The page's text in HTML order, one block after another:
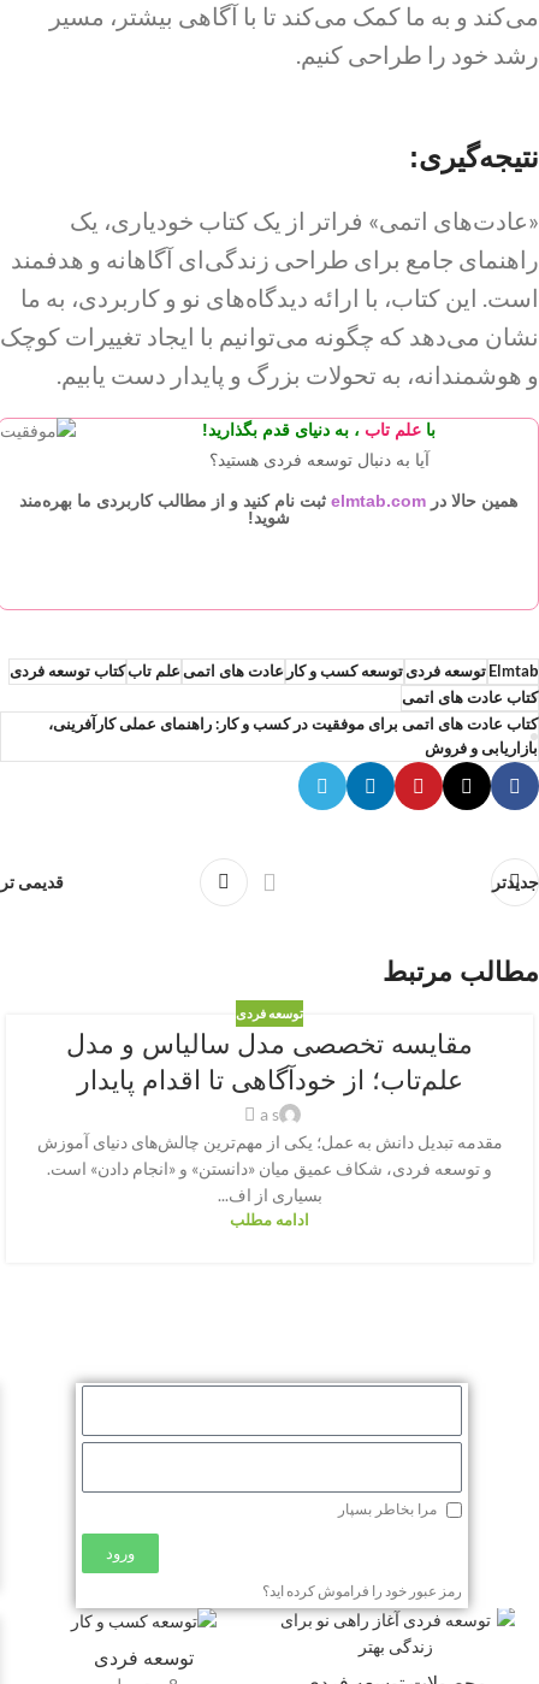
می‌کند و به ما کمک می‌کند تا با آگاهی بیشتر، مسیر
رشد خود را طراحی کنیم.
نتیجه‌گیری:
«عادت‌های اتمی» فراتر از یک کتاب خودیاری، یک
راهنمای جامع برای طراحی زندگی‌ای آگاهانه و هدفمند
است. این کتاب، با ارائه دیدگاه‌های نو و کاربردی، به ما
نشان می‌دهد که چگونه می‌توانیم با ایجاد تغییرات کوچک
و هوشمندانه، به تحولات بزرگ و پایدار دست یابیم.
با علم تاب ، به دنیای قدم بگذارید!
آیا به دنبال توسعه فردی هستید؟
همین حالا در elmtab.com ثبت نام کنید و از مطالب کاربردی ما بهره‌مند
شوید!
Elmtab توسعه فردی توسعه کسب و کار عادت های اتمیعلم تابکتاب توسعه فردی
کتاب عادت های اتمی
کتاب عادت های اتمی برای موفقیت در کسب و کار: راهنمای عملی کارآفرینی،
بازاریابی و فروش
جدیدتر قدیمی تر
مطالب مرتبط
توسعه فردی
مقایسه تخصصی مدل سالیاس و مدل
علم‌تاب؛ از خودآگاهی تا اقدام پایدار
a s
مقدمه تبدیل دانش به عمل؛ یکی از مهم‌ترین چالش‌های دنیای آموزش
و توسعه فردی، شکاف عمیق میان «دانستن» و «انجام دادن» است.
بسیاری از اف...
ادامه مطلب
مرا بخاطر بسپار
ورود
رمز عبور خود را فراموش کرده اید؟
توسعه فردی